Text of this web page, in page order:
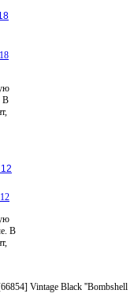
В
В
Vintage Black ''Bombshell